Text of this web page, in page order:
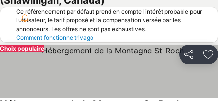
Ce référencement par défaut prend en compte l’intérêt probable pour
l’utilisateur, le tarif proposé et la compensation versée par les
annonceurs. Les offres ne sont pas exhaustives.
Comment fonctionne trivago
Partager
Choix populaire